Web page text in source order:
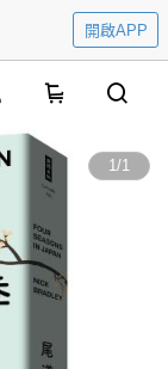
開啟APP
1/1